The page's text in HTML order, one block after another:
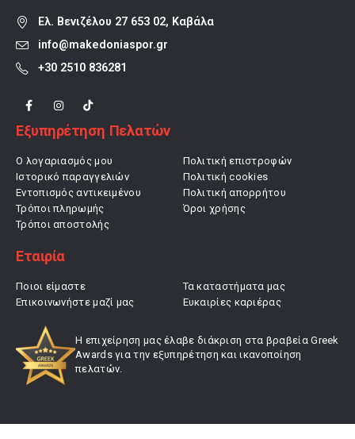
Ελ. Βενιζέλου 27 653 02, Καβάλα
info@makedoniaspor.gr
+30 2510 836281
Εξυπηρέτηση Πελατών
Ο λογαριασμός μου
Ιστορικό παραγγελιών
Εντοπισμός αντικειμένου
Τρόποι πληρωμής
Τρόποι αποστολής
Πολιτική επιστροφών
Πολιτική cookies
Πολιτική απορρήτου
Όροι χρήσης
Εταιρία
Ποιοι είμαστε
Επικοινωνήστε μαζί μας
Τα καταστήματα μας
Ευκαιρίες καριέρας
Η επιχείρηση μας έλαβε διάκριση στα βραβεία Greek
Awards για την εξυπηρέτηση και ικανοποίηση
πελατών.